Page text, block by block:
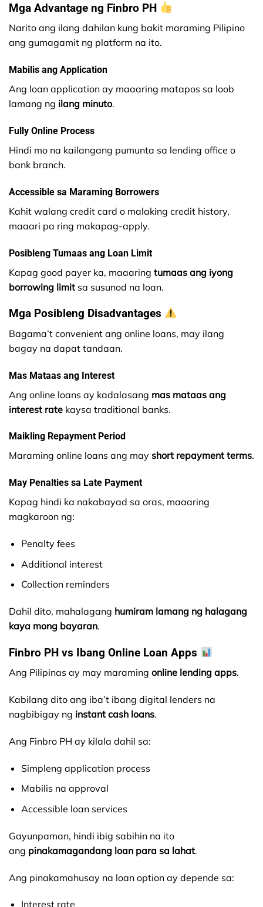
Mga Advantage ng Finbro PH
Narito ang ilang dahilan kung bakit maraming Pilipino
ang gumagamit ng platform na ito.
Mabilis ang Application
Ang loan application ay maaaring matapos sa loob
lamang ng ilang minuto.
Fully Online Process
Hindi mo na kailangang pumunta sa lending office o
bank branch.
Accessible sa Maraming Borrowers
Kahit walang credit card o malaking credit history,
maaari pa ring makapag-apply.
Posibleng Tumaas ang Loan Limit
Kapag good payer ka, maaaring tumaas ang iyong
borrowing limit sa susunod na loan.
Mga Posibleng Disadvantages
Bagama’t convenient ang online loans, may ilang
bagay na dapat tandaan.
Mas Mataas ang Interest
Ang online loans ay kadalasang mas mataas ang
interest rate kaysa traditional banks.
Maikling Repayment Period
Maraming online loans ang may short repayment terms.
May Penalties sa Late Payment
Kapag hindi ka nakabayad sa oras, maaaring
magkaroon ng:
Penalty fees
Additional interest
Collection reminders
Dahil dito, mahalagang humiram lamang ng halagang
kaya mong bayaran.
Finbro PH vs Ibang Online Loan Apps
Ang Pilipinas ay may maraming online lending apps.
Kabilang dito ang iba’t ibang digital lenders na
nagbibigay ng instant cash loans.
Ang Finbro PH ay kilala dahil sa:
Simpleng application process
Mabilis na approval
Accessible loan services
Gayunpaman, hindi ibig sabihin na ito
ang pinakamagandang loan para sa lahat.
Ang pinakamahusay na loan option ay depende sa:
Interest rate